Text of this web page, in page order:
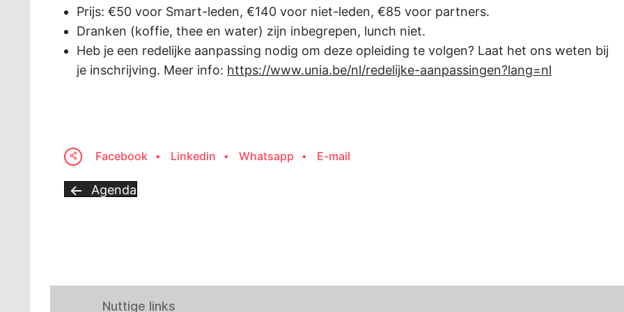
Prijs: €50 voor Smart-leden, €140 voor niet-leden, €85 voor partners.
Dranken (koffie, thee en water) zijn inbegrepen, lunch niet.
Heb je een redelijke aanpassing nodig om deze opleiding te volgen? Laat het ons weten bij
je inschrijving. Meer info: https://www.unia.be/nl/redelijke-aanpassingen?lang=nl
Facebook Linkedin Whatsapp E-mail
Agenda
Nuttige links